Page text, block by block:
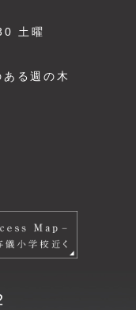
土曜
る週の木